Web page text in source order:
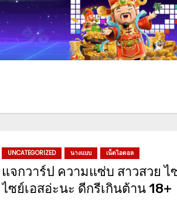
UNCATEGORIZED นางแบบ เน็ตไอดอล
แจกวาร์ป ความแซ่บ สาวสวย
ไซย์เอสอ่ะนะ ดีกรีเกินต้าน 18+